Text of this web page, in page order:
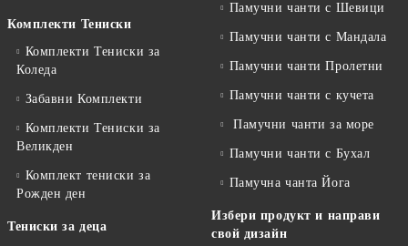
Комплекти Тениски
Комплекти Тениски за
Коледа
Забавни Комплекти
Комплекти Тениски за
Великден
Комплект тениски за
Рожден ден
Тениски за деца
Памучни чанти с Шевици
Памучни чанти с Мандала
Памучни чанти Пролетни
Памучни чанти с кучета
Памучни чанти за море
Памучни чанти с Бухал
Памучна чанта Йога
Избери продукт и направи
свой дизайн